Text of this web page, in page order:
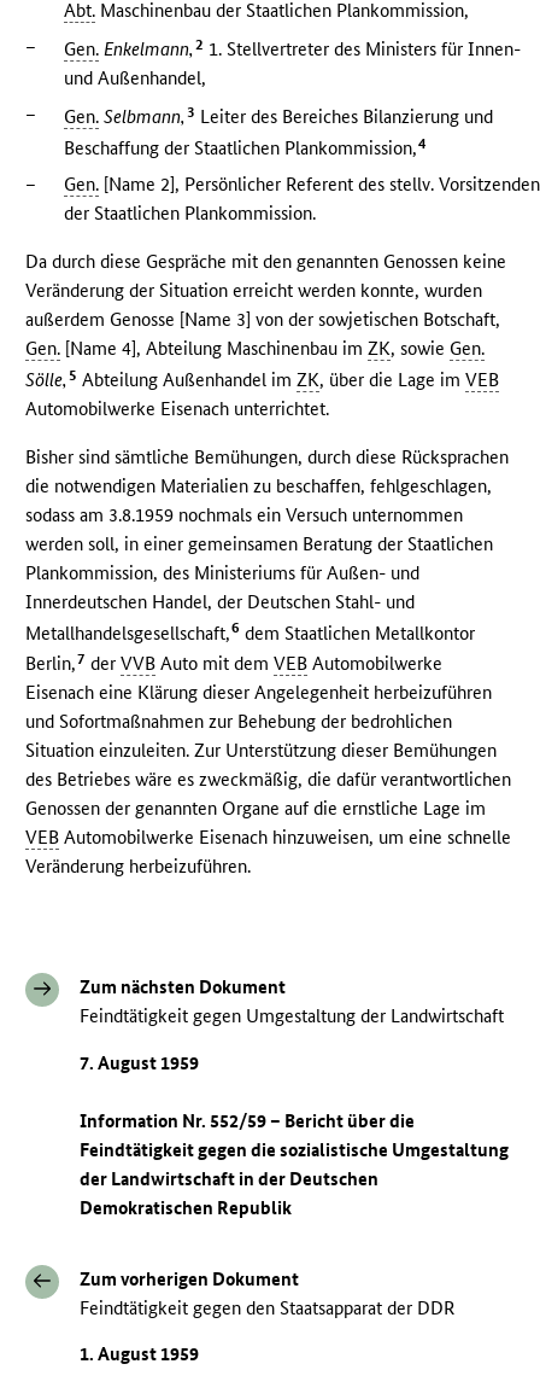
Abt. Maschinenbau der Staatlichen Plankommission,
–
Gen. Enkelmann,2 1. Stellvertreter des Ministers für Innen-
und Außenhandel,
–
Gen. Selbmann,3 Leiter des Bereiches Bilanzierung und
Beschaffung der Staatlichen Plankommission,4
– Gen. [Name 2], Persönlicher Referent des stellv. Vorsitzenden
der Staatlichen Plankommission.
Da durch diese Gespräche mit den genannten Genossen keine
Veränderung der Situation erreicht werden konnte, wurden
außerdem Genosse [Name 3] von der sowjetischen Botschaft,
Gen. [Name 4], Abteilung Maschinenbau imZK, sowie Gen.
Sölle, 5 Abteilung Außenhandel imZK, über die Lage imVEB
Automobilwerke Eisenach unterrichtet.
Bisher sind sämtliche Bemühungen, durch diese Rücksprachen
die notwendigen Materialien zu beschaffen, fehlgeschlagen,
sodass am 3.8.1959 nochmals ein Versuch unternommen
werden soll, in einer gemeinsamen Beratung der Staatlichen
Plankommission, des Ministeriums für Außen- und
Innerdeutschen Handel, der Deutschen Stahl- und
Metallhandelsgesellschaft,6 dem Staatlichen Metallkontor
Berlin,7 derVVB Auto mit demVEB Automobilwerke
Eisenach eine Klärung dieser Angelegenheit herbeizuführen
und Sofortmaßnahmen zur Behebung der bedrohlichen
Situation einzuleiten. Zur Unterstützung dieser Bemühungen
des Betriebes wäre es zweckmäßig, die dafür verantwortlichen
Genossen der genannten Organe auf die ernstliche Lage im
VEB Automobilwerke Eisenach hinzuweisen, um eine schnelle
Veränderung herbeizuführen.
Zum nächsten Dokument
Feindtätigkeit gegen Umgestaltung der Landwirtschaft
7. August 1959
Information Nr. 552/59 – Bericht über die
Feindtätigkeit gegen die sozialistische Umgestaltung
der Landwirtschaft in der Deutschen
Demokratischen Republik
Zum vorherigen Dokument
Feindtätigkeit gegen den Staatsapparat der DDR
1. August 1959